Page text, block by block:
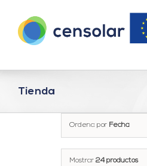
contenido
Tienda
Ordena por Fecha
Mostrar 24 productos